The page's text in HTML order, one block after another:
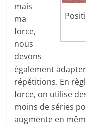
mais
ma
force,
nous
devons
également
répétitions. En
force, on utilise
moins de séries
augmente en